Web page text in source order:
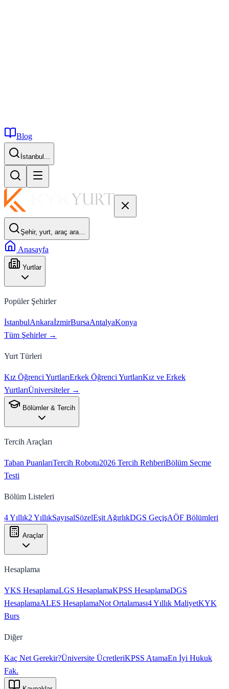
Blog
İstanbul...
Şehir, yurt, araç ara…
Anasayfa
Yurtlar
Popüler Şehirler
İstanbulAnkaraİzmirBursaAntalyaKonya
Tüm Şehirler →
Yurt Türleri
Kız Öğrenci YurtlarıErkek Öğrenci YurtlarıKız ve Erkek
YurtlarıÜniversiteler →
Bölümler & Tercih
Tercih Araçları
Taban PuanlarıTercih Robotu2026 Tercih RehberiBölüm Seçme
Testi
Bölüm Listeleri
4 Yıllık2 YıllıkSayısalSözelEşit AğırlıkDGS GeçişAÖF Bölümleri
Araçlar
Hesaplama
YKS HesaplamaLGS HesaplamaKPSS HesaplamaDGS
HesaplamaALES HesaplamaNot Ortalaması4 Yıllık MaliyetKYK
Burs
Diğer
Kaç Net Gerekir?Üniversite ÜcretleriKPSS AtamaEn İyi Hukuk
Fak.